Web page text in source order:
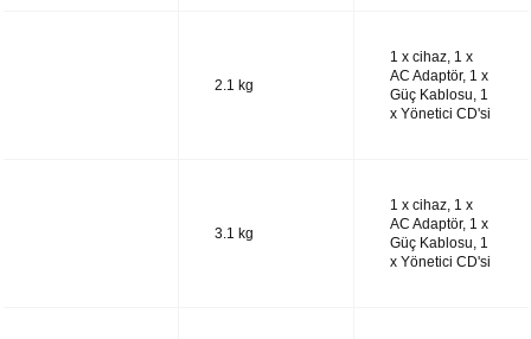
2.1 kg
1 x cihaz, 1 x
AC Adaptör, 1 x
Güç Kablosu, 1
x Yönetici CD'si
3.1 kg
1 x cihaz, 1 x
AC Adaptör, 1 x
Güç Kablosu, 1
x Yönetici CD'si